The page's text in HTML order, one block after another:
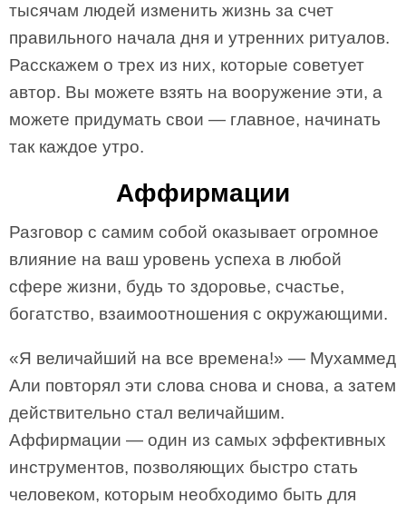
тысячам людей изменить жизнь за счет
правильного начала дня и утренних ритуалов.
Расскажем о трех из них, которые советует
автор. Вы можете взять на вооружение эти, а
можете придумать свои — главное, начинать
так каждое утро.
Аффирмации
Разговор с самим собой оказывает огромное
влияние на ваш уровень успеха в любой
сфере жизни, будь то здоровье, счастье,
богатство, взаимоотношения с окружающими.
«Я величайший на все времена!» — Мухаммед
Али повторял эти слова снова и снова, а затем
действительно стал величайшим.
Аффирмации — один из самых эффективных
инструментов, позволяющих быстро стать
человеком, которым необходимо быть для